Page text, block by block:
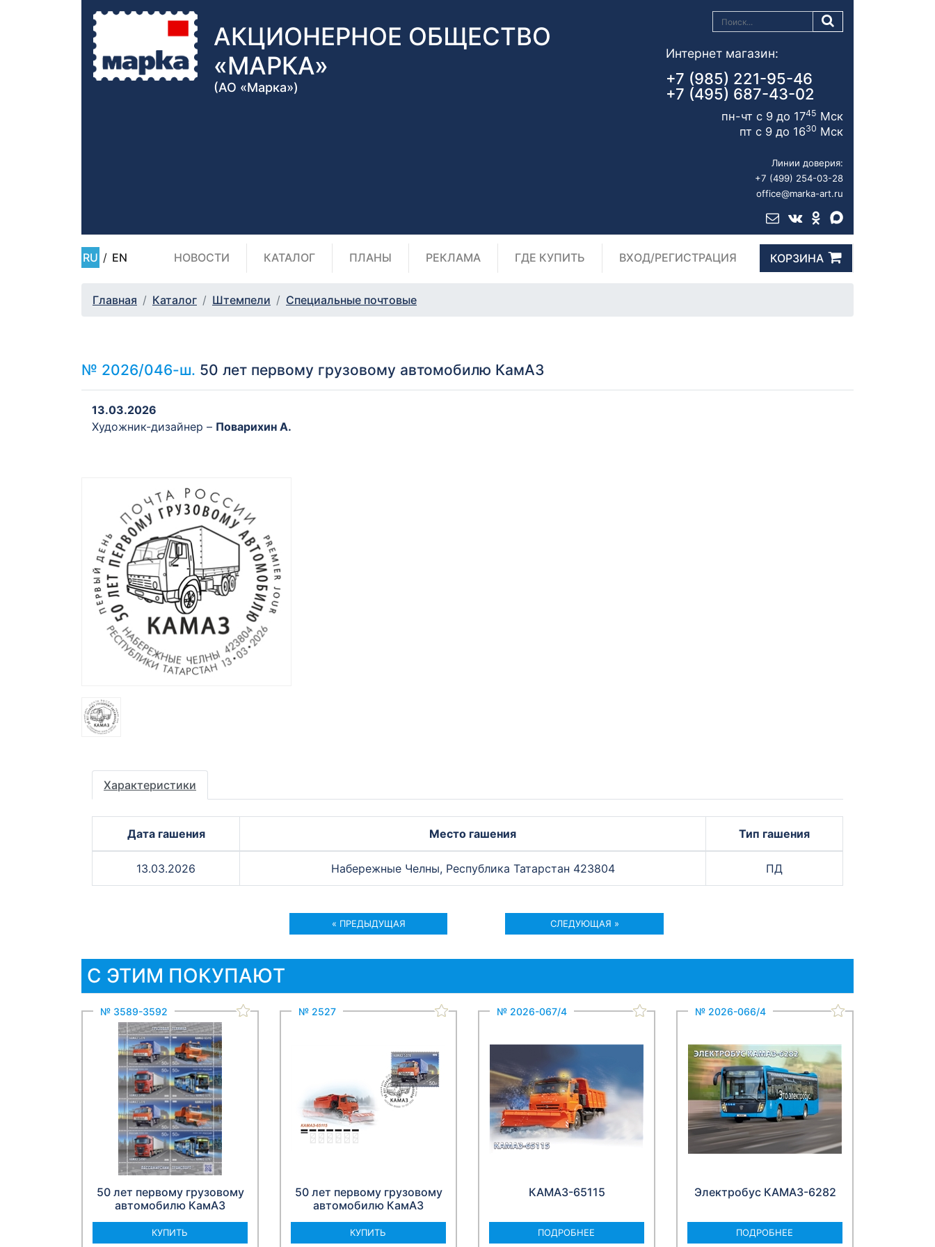
АКЦИОНЕРНОЕ ОБЩЕСТВО
«МАРКА»
(АО «Марка»)
Интернет магазин:
+7 (985) 221-95-46
+7 (495) 687-43-02
пн-чт с 9 до 1745 Мск
пт с 9 до 1630 Мск
Линии доверия:
+7 (499) 254-03-28
office@marka-art.ru
RU / EN НОВОСТИ КАТАЛОГ ПЛАНЫ РЕКЛАМА ГДЕ КУПИТЬ ВХОД/РЕГИСТРАЦИЯ КОРЗИНА
Главная Каталог Штемпели Специальные почтовые
№ 2026/046-ш. 50 лет первому грузовому автомобилю КамАЗ
13.03.2026
Художник-дизайнер – Поварихин А.
Характеристики
Дата гашения Место гашения Тип гашения
13.03.2026 Набережные Челны, Республика Татарстан 423804 ПД
« ПРЕДЫДУЩАЯ СЛЕДУЮЩАЯ »
С ЭТИМ ПОКУПАЮТ
№ 3589-3592
50 лет первому грузовому
автомобилю КамАЗ
КУПИТЬ
№ 2527
50 лет первому грузовому
автомобилю КамАЗ
КУПИТЬ
№ 2026-067/4
КАМАЗ-65115
ПОДРОБНЕЕ
№ 2026-066/4
Электробус КАМАЗ-6282
ПОДРОБНЕЕ